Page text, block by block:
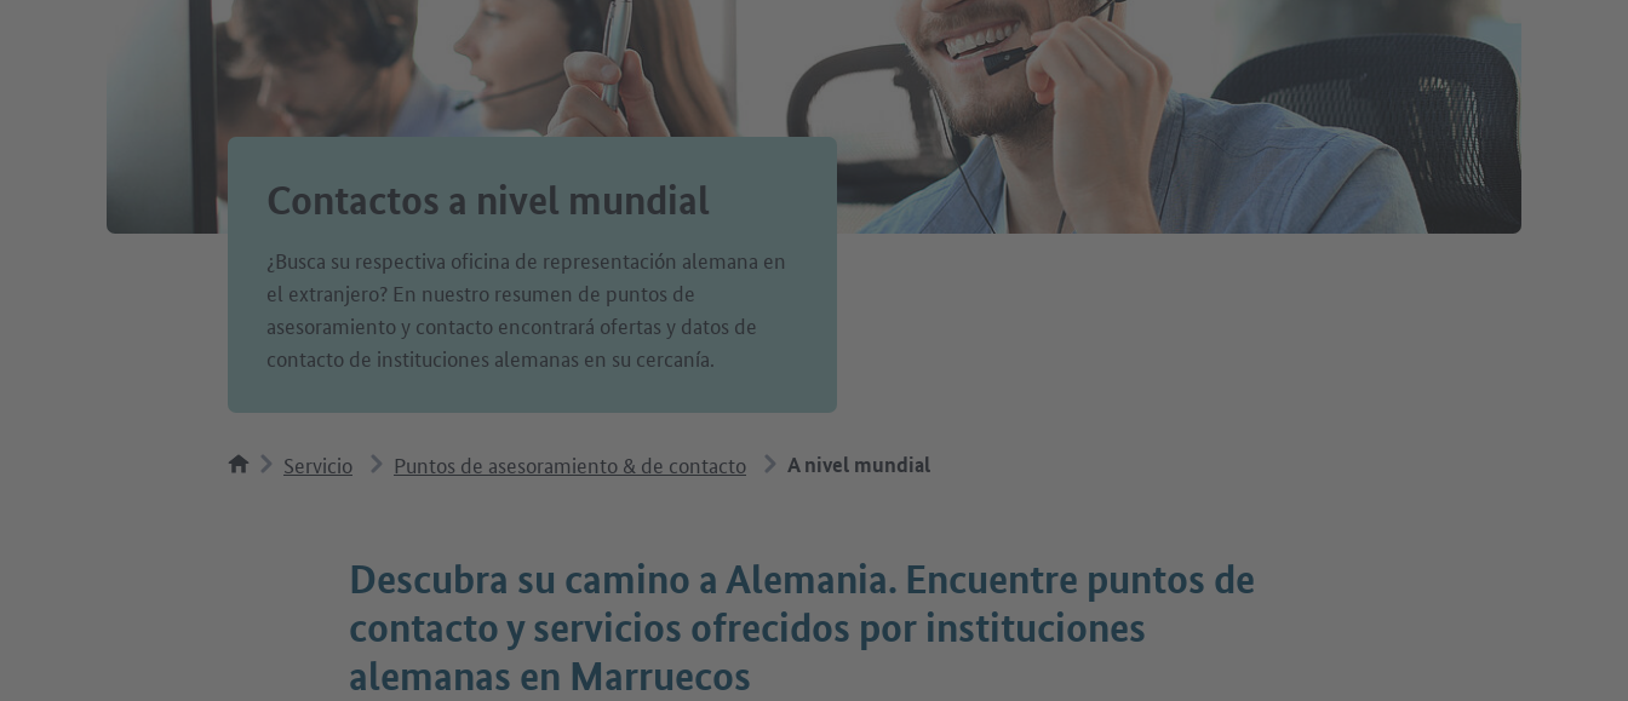
Contactos a nivel mundial
¿Busca su respectiva oficina de representación alemana en
el extranjero? En nuestro resumen de puntos de
asesoramiento y contacto encontrará ofertas y datos de
contacto de instituciones alemanas en su cercanía.
Servicio Puntos de asesoramiento & de contacto A nivel mundial
Descubra su camino a Alemania. Encuentre puntos de
contacto y servicios ofrecidos por instituciones
alemanas en Marruecos